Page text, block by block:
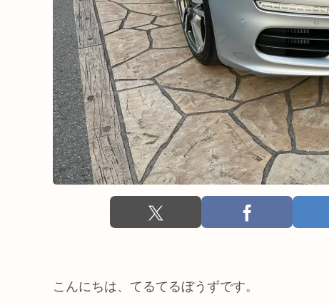
こんにちは、てるてるぼうずです。